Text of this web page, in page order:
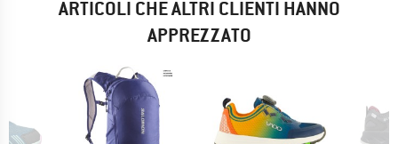
ARTICOLI CHE ALTRI CLIENTI HANNO
APPREZZATO